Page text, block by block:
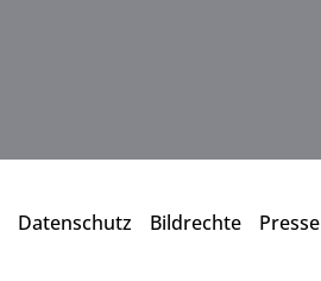
Datenschutz Bildrechte Presse